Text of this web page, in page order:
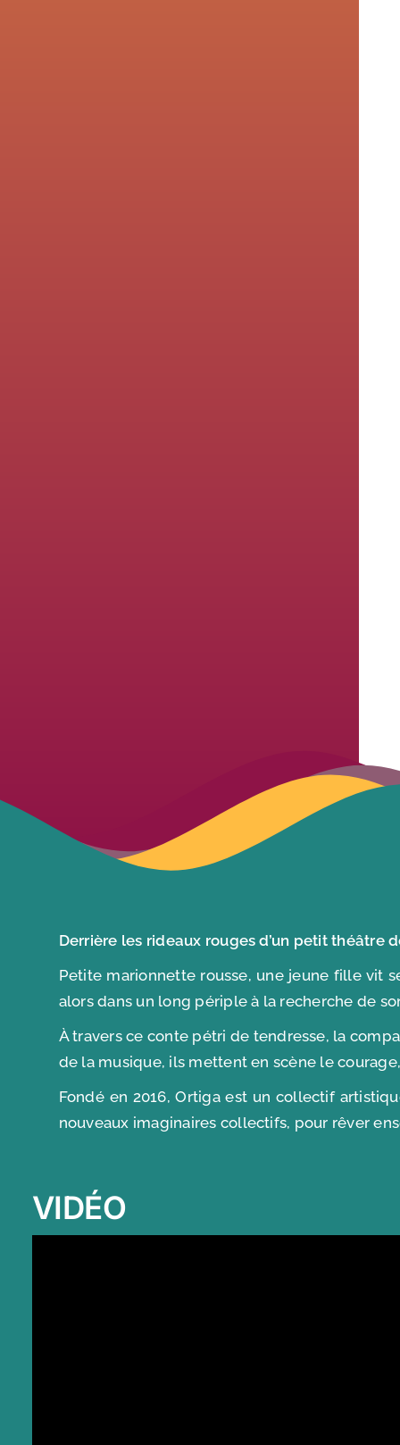
Derrière les rideaux rouges d’un petit théâtre
Petite marionnette rousse, une jeune fille vit
alors dans un long périple à la recherche de
À travers ce conte pétri de tendresse, la
de la musique, ils mettent en scène le
Fondé en 2016, Ortiga est un collectif
nouveaux imaginaires collectifs, pour rêver
VIDÉO